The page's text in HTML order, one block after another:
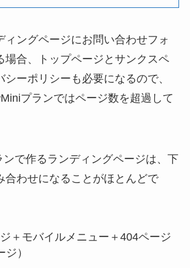
ィングページにお問い合わせフォ
場合、トップページとサンクスペ
シーポリシーも必要になるので、
プランではページ数を超過して
ンで作るランディングページは、下
合わせになることがほとんどで
＋モバイルメニュー＋404ページ
ジ）